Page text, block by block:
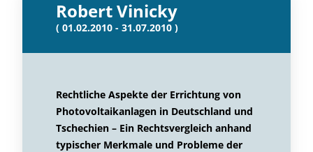
Robert Vinicky
( 01.02.2010 - 31.07.2010 )
Rechtliche Aspekte der Errichtung von
Photovoltaikanlagen in Deutschland und
Tschechien – Ein Rechtsvergleich anhand
typischer Merkmale und Probleme der